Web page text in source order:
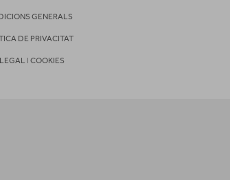
GENERALS
DE PRIVACITAT
I COOKIES